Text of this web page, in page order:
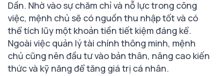
Dần. Nhờ vào sự chăm chỉ và nỗ lực trong công
việc, mệnh chủ sẽ có nguồn thu nhập tốt và có
thể tích lũy một khoản tiền tiết kiệm đáng kể.
Ngoài việc quản lý tài chính thông minh, mệnh
chủ cũng nên đầu tư vào bản thân, nâng cao kiến
thức và kỹ năng để tăng giá trị cá nhân.